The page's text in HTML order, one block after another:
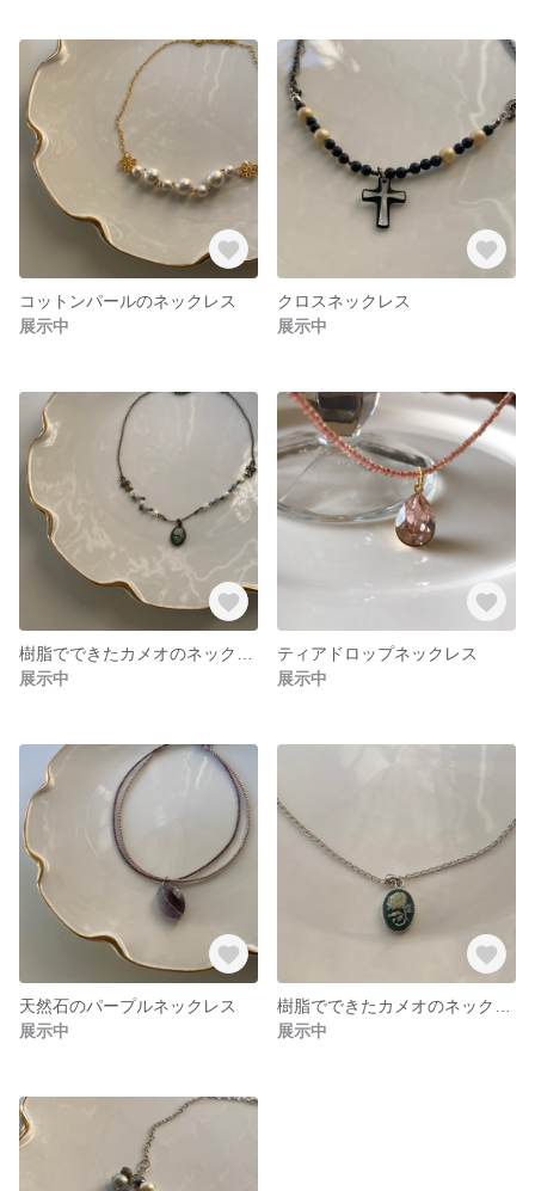
コットンパールのネックレス
展示中
クロスネックレス
展示中
展示中
ティアドロップネックレス
展示中
天然石のパープルネックレス
展示中
展示中